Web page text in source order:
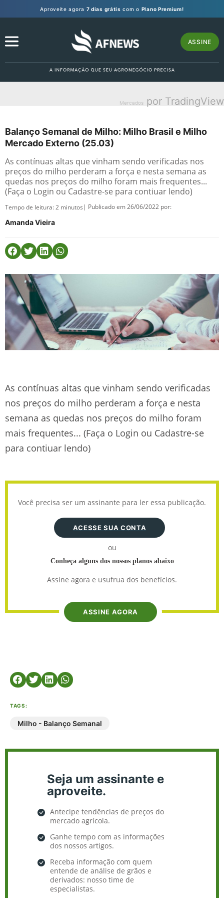
Aproveite agora 7 dias grátis com o Plano Premium!
ASSINE
Mercados por TradingView
Balanço Semanal de Milho: Milho Brasil e Milho
Mercado Externo (25.03)
As contínuas altas que vinham sendo verificadas nos
preços do milho perderam a força e nesta semana as
quedas nos preços do milho foram mais frequentes...
(Faça o Login ou Cadastre-se para contiuar lendo)
Tempo de leitura:2 minutos | Publicado em 26/06/2022 por:
Amanda Vieira
As contínuas altas que vinham sendo verificadas
nos preços do milho perderam a força e nesta
semana as quedas nos preços do milho foram
mais frequentes... (Faça o Login ou Cadastre-se
para contiuar lendo)
Você precisa ser um assinante para ler essa publicação.
ACESSE SUA CONTA
ou
Conheça alguns dos nossos planos abaixo
Assine agora e usufrua dos benefícios.
ASSINE AGORA
TAGS:
Milho - Balanço Semanal
Seja um assinante e
aproveite.
Antecipe tendências de preços do
mercado agrícola.
Ganhe tempo com as informações
dos nossos artigos.
Receba informação com quem
entende de análise de grãos e
derivados: nosso time de
especialistas.